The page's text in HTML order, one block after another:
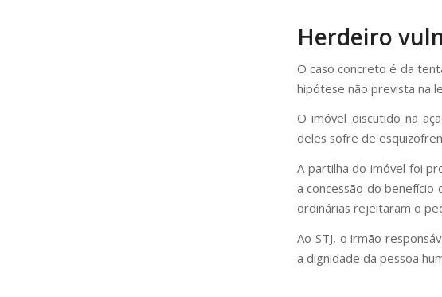
Herdeiro
O caso concreto é da
hipótese não prevista na
O imóvel discutido na
deles sofre de
A partilha do imóvel foi
a concessão do benefício
ordinárias rejeitaram o
Ao STJ, o irmão
a dignidade da pessoa